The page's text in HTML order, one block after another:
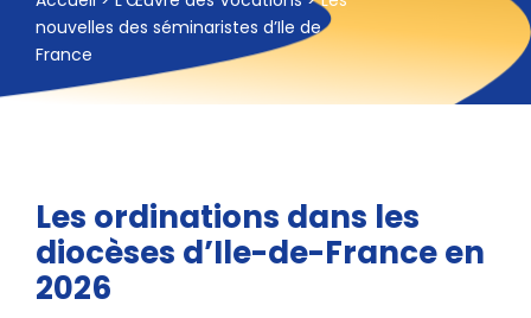
nouvelles des séminaristes d’Ile de
France
Les ordinations dans les
diocèses d’Ile-de-France en
2026